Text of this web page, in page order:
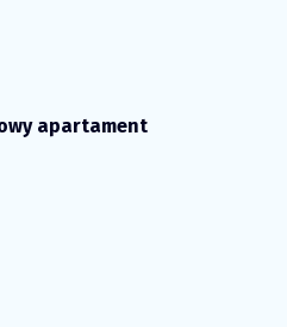
apartament